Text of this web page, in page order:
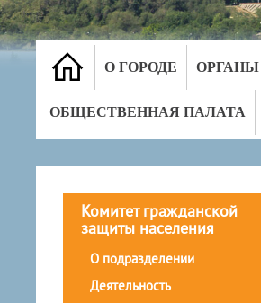
О ГОРОДЕ
ОБЩЕСТВЕННАЯ ПАЛАТА
Комитет гражданской
защиты населения
О подразделении
Деятельность